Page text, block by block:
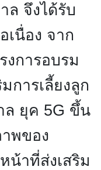
ล จึงได้รับ
นื่อง จาก
งการอบรม
การเลี้ยงลูก
ล ยุค 5G ขึ้น
พของ
น้าที่ส่งเสริม